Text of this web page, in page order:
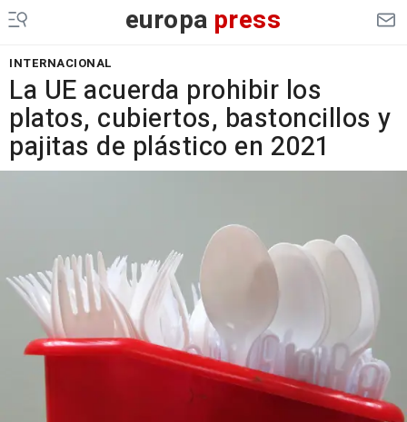
europa press
INTERNACIONAL
La UE acuerda prohibir los
platos, cubiertos, bastoncillos y
pajitas de plástico en 2021